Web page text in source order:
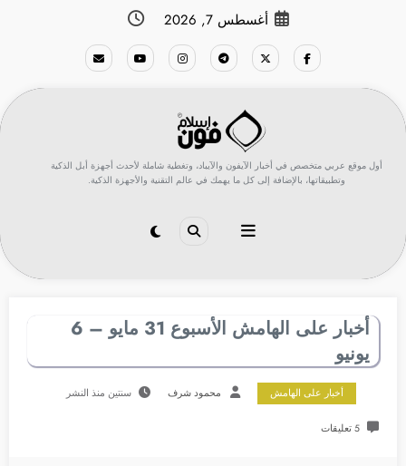
أغسطس 7, 2026
أول موقع عربي متخصص في أخبار الآيفون والآيباد، وتغطية شاملة لأحدث أجهزة أبل الذكية
وتطبيقاتها، بالإضافة إلى كل ما يهمك في عالم التقنية والأجهزة الذكية.
أخبار على الهامش الأسبوع 31 مايو – 6
يونيو
أخبار على الهامش محمود شرف سنتين منذ النشر
5 تعليقات